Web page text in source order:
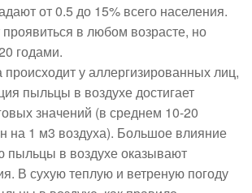
от 0.5 до 15% всего населения.
в любом возрасте, но
годами.
происходит у аллергизированных лиц,
пыльцы в воздухе достигает
значений (в среднем 10-20
на 1 м3 воздуха). Большое влияние
пыльцы в воздухе оказывают
В сухую теплую и ветреную погоду